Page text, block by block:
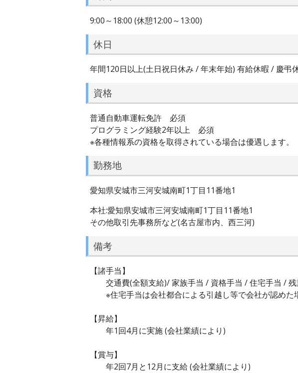
9:00～18:00 (休憩12:00～13:00)
休日
年間120日以上(土日祝日休み / 年末年始) 有給休暇 / 慶弔
資格
普通自動車運転免許 必須
プログラミング経験2年以上 必須
※各種情報系の資格を取得されている場合は優遇します。
勤務地
愛知県安城市三河安城南町1丁目11番地1
本社:愛知県安城市三河安城南町1丁目11番地1
その他取引先事務所など(名古屋市内、西三河)
備考
【諸手当】
交通費(全額支給)/ 家族手当 / 資格手当 / 住宅手当 / 残
※住宅手当は会社都合による引越し等で会社が認めた
【昇給】
年1回4月に実施 (会社業績により)
【賞与】
年2回7月と12月に支給 (会社業績により)